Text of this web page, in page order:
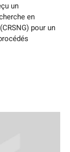
un
en
pour un